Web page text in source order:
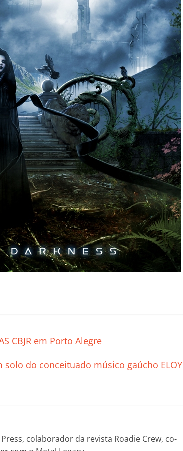
CBJR em Porto Alegre
solo do conceituado músico gaúcho ELOY
colaborador da revista Roadie Crew, co-